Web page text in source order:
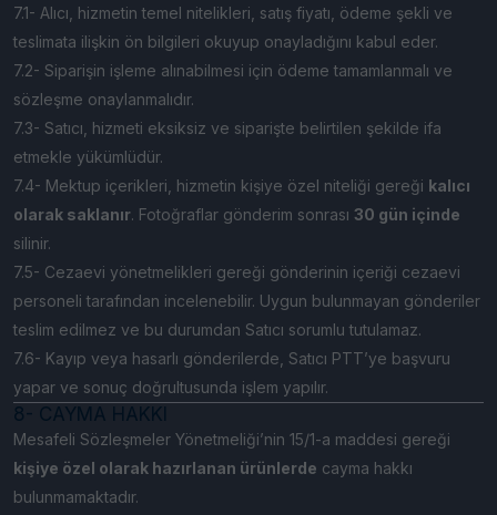
7.1- Alıcı, hizmetin temel nitelikleri, satış fiyatı, ödeme şekli ve
teslimata ilişkin ön bilgileri okuyup onayladığını kabul eder.
7.2- Siparişin işleme alınabilmesi için ödeme tamamlanmalı ve
sözleşme onaylanmalıdır.
7.3- Satıcı, hizmeti eksiksiz ve siparişte belirtilen şekilde ifa
etmekle yükümlüdür.
7.4- Mektup içerikleri, hizmetin kişiye özel niteliği gereği kalıcı
olarak saklanır. Fotoğraflar gönderim sonrası 30 gün içinde
silinir.
7.5- Cezaevi yönetmelikleri gereği gönderinin içeriği cezaevi
personeli tarafından incelenebilir. Uygun bulunmayan gönderiler
teslim edilmez ve bu durumdan Satıcı sorumlu tutulamaz.
7.6- Kayıp veya hasarlı gönderilerde, Satıcı PTT’ye başvuru
yapar ve sonuç doğrultusunda işlem yapılır.
8- CAYMA HAKKI
Mesafeli Sözleşmeler Yönetmeliği’nin 15/1-a maddesi gereği
kişiye özel olarak hazırlanan ürünlerde cayma hakkı
bulunmamaktadır.